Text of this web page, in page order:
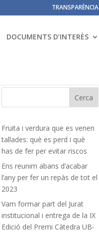
TRANSPARÈNCIA
DOCUMENTS D’INTERÈS
Fruita i verdura que es venen
tallades: què es perd i què
has de fer per evitar riscos
Ens reunim abans d’acabar
l’any per fer un repàs de tot el
2023
Vam formar part del Jurat
institucional i entrega de la IX
Edició del Premi Càtedra UB-